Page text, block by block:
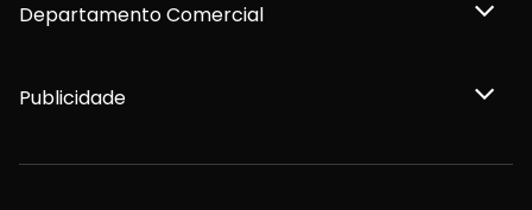
Departamento Comercial
Publicidade